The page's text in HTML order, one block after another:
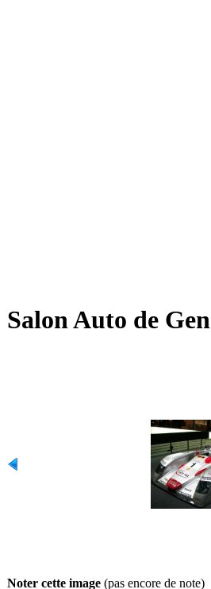
Salon Auto de
Noter cette image (pas encore de note)